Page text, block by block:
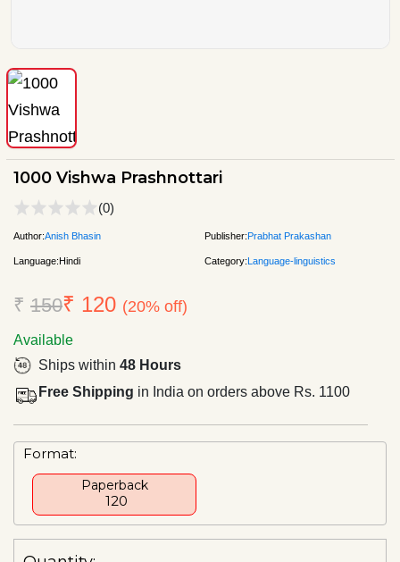
1000 Vishwa Prashnottari
(0)
Author:Anish Bhasin Publisher:Prabhat Prakashan
Language:Hindi Category:Language-linguistics
₹ 150₹ 120 (20% off)
Available
Ships within 48 Hours
Free Shipping in India on orders above Rs. 1100
Format:
Paperback
₹ 120